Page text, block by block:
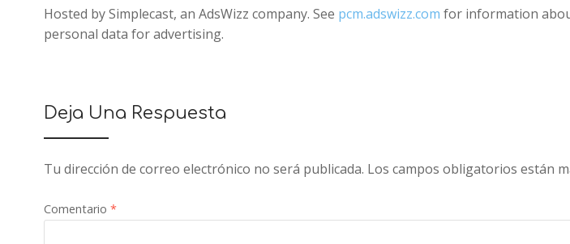
Hosted by Simplecast, an AdsWizz company. See pcm.adswizz.com for information
personal data for advertising.
Deja Una Respuesta
Tu dirección de correo electrónico no será publicada. Los campos obligatorios están
Comentario *